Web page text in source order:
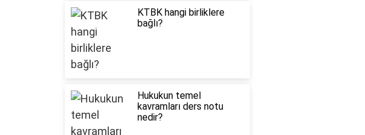
KTBK hangi birliklere
bağlı?
Hukukun temel
kavramları ders notu
nedir?